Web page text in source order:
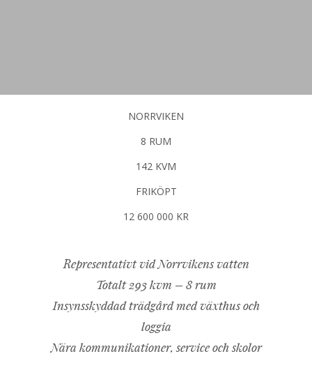
NORRVIKEN
8 RUM
142 KVM
FRIKÖPT
12 600 000 KR
Representativt vid Norrvikens vatten
Totalt 293 kvm – 8 rum
Insynsskyddad trädgård med växthus och
loggia
Nära kommunikationer, service och skolor